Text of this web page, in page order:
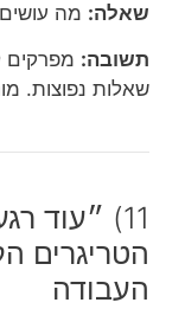
שאלה: מה
תשובה: מפרקים
שאלות נפוצות.
11) ״עוד
הטריגרים
העבודה